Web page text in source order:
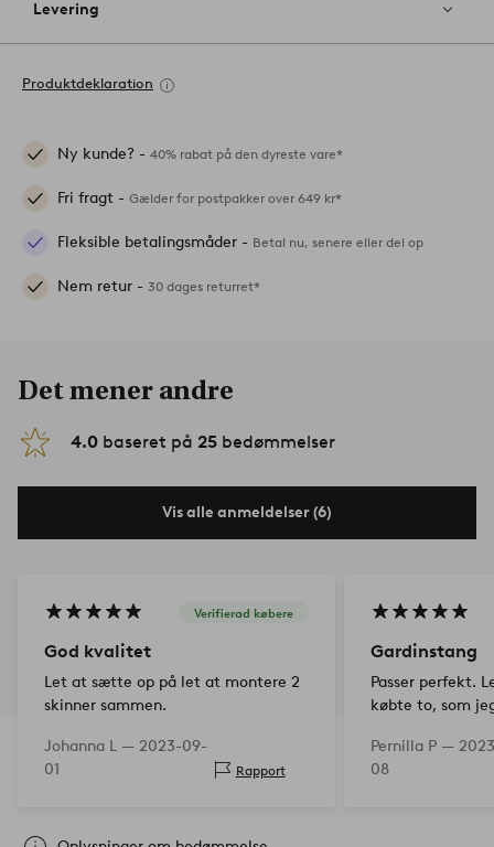
Levering
Produktdeklaration
Ny kunde? - 40% rabat på den dyreste vare*
Fri fragt - Gælder for postpakker over 649 kr*
Fleksible betalingsmåder - Betal nu, senere eller del op
Nem retur - 30 dages returret*
Det mener andre
4.0 baseret på 25 bedømmelser
Vis alle anmeldelser (6)
Verifierad købere
God kvalitet
Let at sætte op på let at montere 2
skinner sammen.
Johanna L — 2023-09-
01
Rapport
Gardinstang
Passer perfekt.
købte to, som
gardinerne helt
mørkt.
Pernilla P —
08